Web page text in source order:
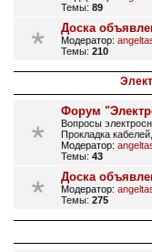
Темы: 89
Доска
Модератор:
Темы: 210
Форум
Вопросы
Прокладка
Модератор:
Темы: 43
Доска
Модератор:
Темы: 275